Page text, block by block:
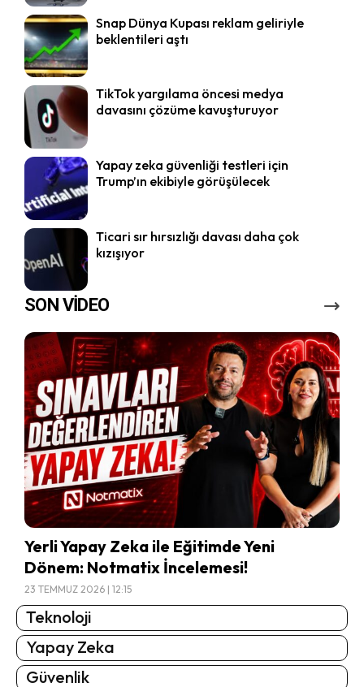
Snap Dünya Kupası reklam geliriyle
beklentileri aştı
TikTok yargılama öncesi medya
davasını çözüme kavuşturuyor
Yapay zeka güvenliği testleri için
Trump’ın ekibiyle görüşülecek
Ticari sır hırsızlığı davası daha çok
kızışıyor
SON VİDEO
Yerli Yapay Zeka ile Eğitimde Yeni
Dönem: Notmatix İncelemesi!
23 TEMMUZ 2026 | 12:15
Teknoloji
Yapay Zeka
Güvenlik